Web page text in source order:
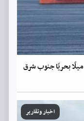
انفجار عنيف بالقرب من سفينة على بُعد 95 ميلًا بحريًا جنوب شرق
اخبار وتقارير